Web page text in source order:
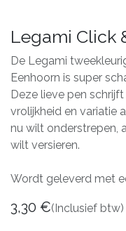
Legami Click
De Legami
Eenhoorn is super
Deze lieve pen
vrolijkheid en variatie
nu wilt onderstrepen,
wilt versieren.
Wordt geleverd met
3,30 €(Inclusief btw)